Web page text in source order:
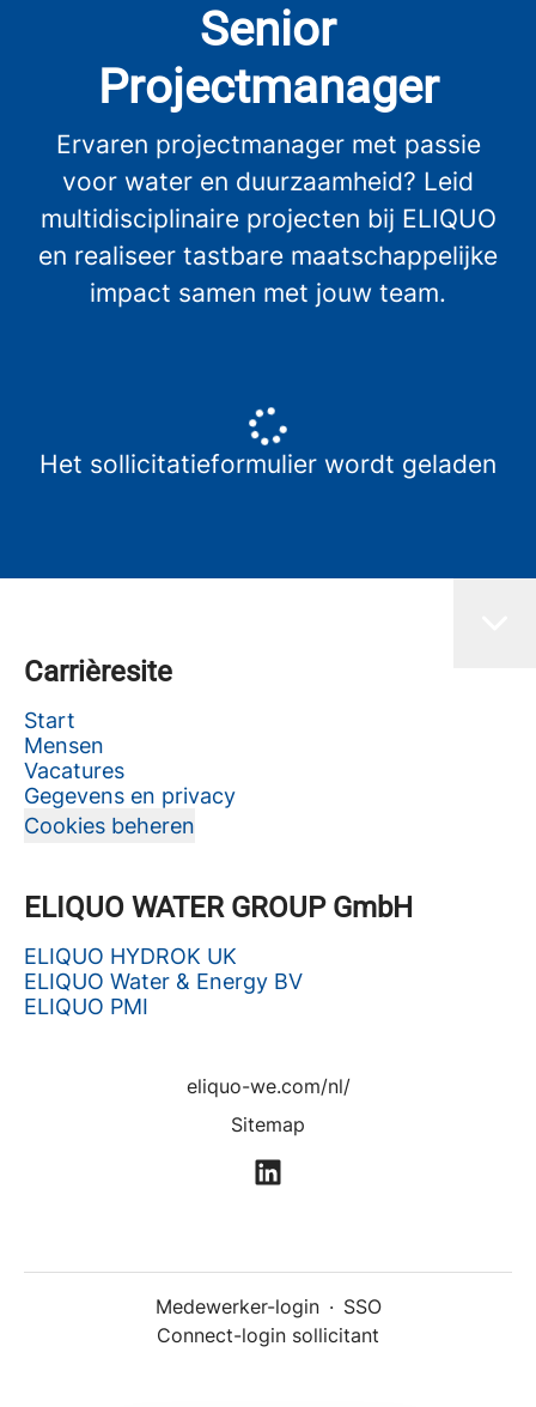
Senior
Projectmanager
Ervaren projectmanager met passie
voor water en duurzaamheid? Leid
multidisciplinaire projecten bij ELIQUO
en realiseer tastbare maatschappelijke
impact samen met jouw team.
Het sollicitatieformulier wordt geladen
Carrièresite
Start
Mensen
Vacatures
Gegevens en privacy
Cookies beheren
ELIQUO WATER GROUP GmbH
ELIQUO HYDROK UK
ELIQUO Water & Energy BV
ELIQUO PMI
eliquo-we.com/nl/
Sitemap
Medewerker-login · SSO
Connect-login sollicitant